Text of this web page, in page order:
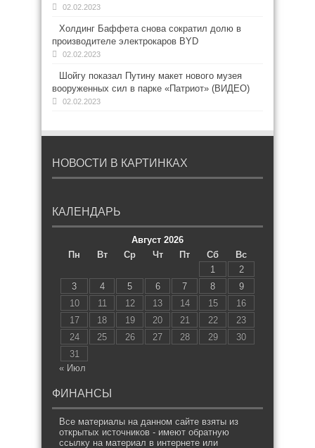
02.02.2023
Холдинг Баффета снова сократил долю в
производителе электрокаров BYD
02.02.2023
Шойгу показал Путину макет нового музея
вооруженных сил в парке «Патриот» (ВИДЕО)
02.02.2023
НОВОСТИ В КАРТИНКАХ
КАЛЕНДАРЬ
Август 2026
Пн
Вт Ср Чт Пт Сб
Вс
1
2
3
4 5 6 7 8
9
10
11 12 13 14 15
16
17
18 19 20 21 22
23
24
25 26 27 28 29
30
31
« Июл
ФИНАНСЫ
Все материалы на данном сайте взяты из
открытых источников - имеют обратную
ссылку на материал в интернете или